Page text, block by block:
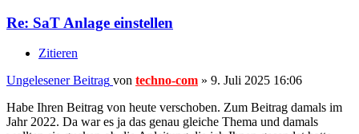
Re: SaT Anlage einstellen
Zitieren
Ungelesener Beitrag von techno-com » 9. Juli 2025 16:06
Habe Ihren Beitrag von heute verschoben. Zum Beitrag damals im
Jahr 2022. Da war es ja das genau gleiche Thema und damals